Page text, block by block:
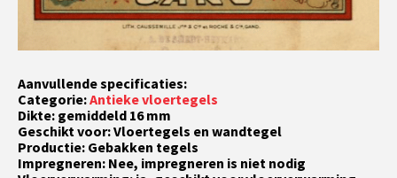
Aanvullende specificaties:
Categorie:Antieke vloertegels
Dikte: gemiddeld 16 mm
Geschikt voor: Vloertegels en wandtegel
Productie: Gebakken tegels
Impregneren: Nee, impregneren is niet nodig